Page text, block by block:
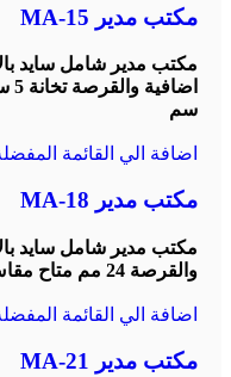
مكتب مدير MA-15
مكتب مدير شامل سايد
سم
اضافة الي القائمة
مكتب مدير MA-18
مكتب مدير شامل سايد
والقرصة 24 مم متاح مقاس \140160/180/200سم
اضافة الي القائمة
مكتب مدير MA-21